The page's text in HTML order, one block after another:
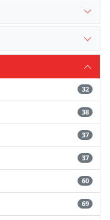
32
38
37
37
60
69